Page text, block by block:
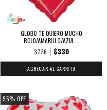
GLOBO TE QUIERO MUCHO
ROJO/AMARILLO/AZUL...
$726
$330
55% OFF